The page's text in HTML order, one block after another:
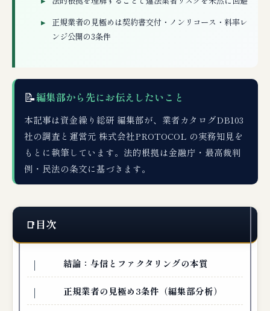
正規業者の見極めは契約書交付・ノンリコース・料率レ
ンジ公開の3条件
📝編集部から先にお伝えしたいこと
本記事は資金繰り総研 編集部が、業者カタログDB103
社の調査と運営元 株式会社PROTOCOL の実務知見を
もとに執筆しています。法的根拠は金融庁・最高裁判
例・民法の条文に基づきます。
目次
結論：与信とファクタリングの本質
正規業者の見極め3条件（編集部分析）